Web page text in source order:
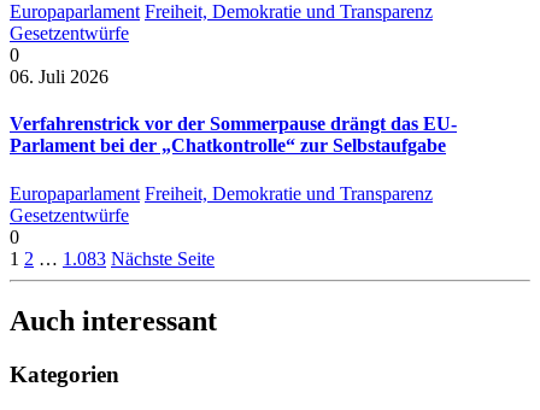
Europaparlament Freiheit, Demokratie und Transparenz
Gesetzentwürfe
0
06. Juli 2026
Verfahrenstrick vor der Sommerpause drängt das EU-
Parlament bei der „Chatkontrolle“ zur Selbstaufgabe
Europaparlament Freiheit, Demokratie und Transparenz
Gesetzentwürfe
0
1 2 … 1.083 Nächste Seite
Auch interessant
Kategorien